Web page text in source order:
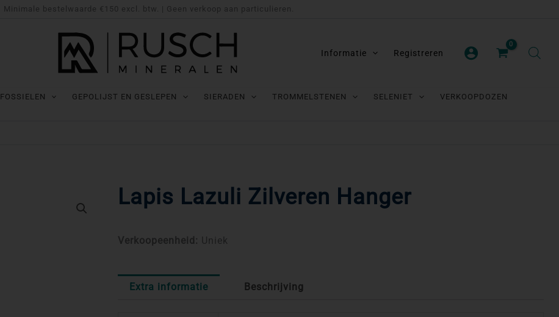
Minimale bestelwaarde €150 excl. btw. | Geen verkoop aan particulieren.
Informatie Registreren
FOSSIELEN GEPOLIJST EN GESLEPEN SIERADEN TROMMELSTENEN SELENIET
VERKOOPDOZEN
Lapis Lazuli Zilveren Hanger
Verkoopeenheid: Uniek
Extra informatie Beschrijving